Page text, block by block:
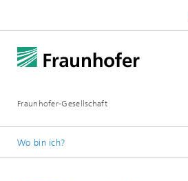
Fraunhofer-Gesellschaft
Wo bin ich?